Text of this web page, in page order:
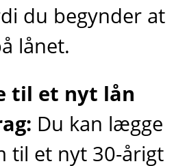
du begynder at
lånet.
til et nyt lån
Du kan lægge
til et nyt 30-årigt